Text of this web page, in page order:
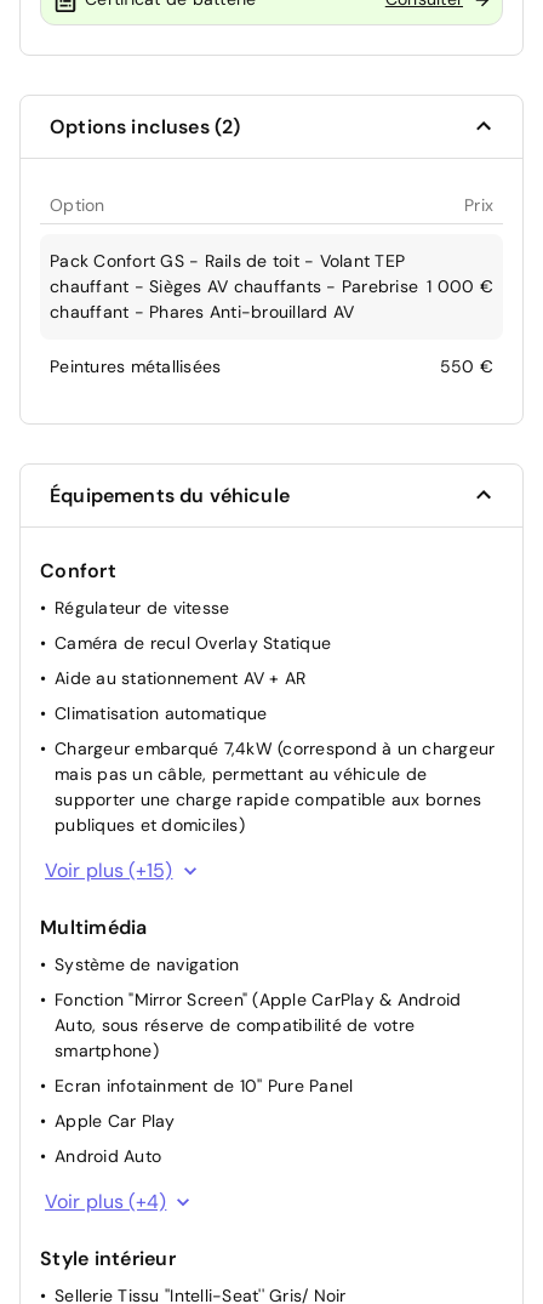
Options incluses (2)
Option Prix
Pack Confort GS - Rails de toit - Volant TEP
chauffant - Sièges AV chauffants - Parebrise
chauffant - Phares Anti-brouillard AV
1 000 €
Peintures métallisées 550 €
Équipements du véhicule
Confort
Régulateur de vitesse
Caméra de recul Overlay Statique
Aide au stationnement AV + AR
Climatisation automatique
Chargeur embarqué 7,4kW (correspond à un chargeur
mais pas un câble, permettant au véhicule de
supporter une charge rapide compatible aux bornes
publiques et domiciles)
Rétroviseurs extérieurs rabattables électriquement
Allumage automatique des feux de croisement +
Commutation automatique des feux de route / feux de
croisement
Siège conducteur avec réglage manuel en hauteur
Siège passager à réglage mécanique
Dossier du siège conducteur inclinable
Sièges AV chauffants
Volant TEP chauffant
Rétroviseurs extérieur chauffant
Dossier des sièges AV inclinables
Parebrise chauffant
Voir plus (+15)
Multimédia
Système de navigation
Fonction "Mirror Screen" (Apple CarPlay & Android
Auto, sous réserve de compatibilité de votre
smartphone)
Ecran infotainment de 10'' Pure Panel
Apple Car Play
Android Auto
Combiné instrumentation numérique 10"
Port USB
Ordinateur de bord
Voir plus (+4)
Style intérieur
Sellerie Tissu ''Intelli-Seat'' Gris/ Noir